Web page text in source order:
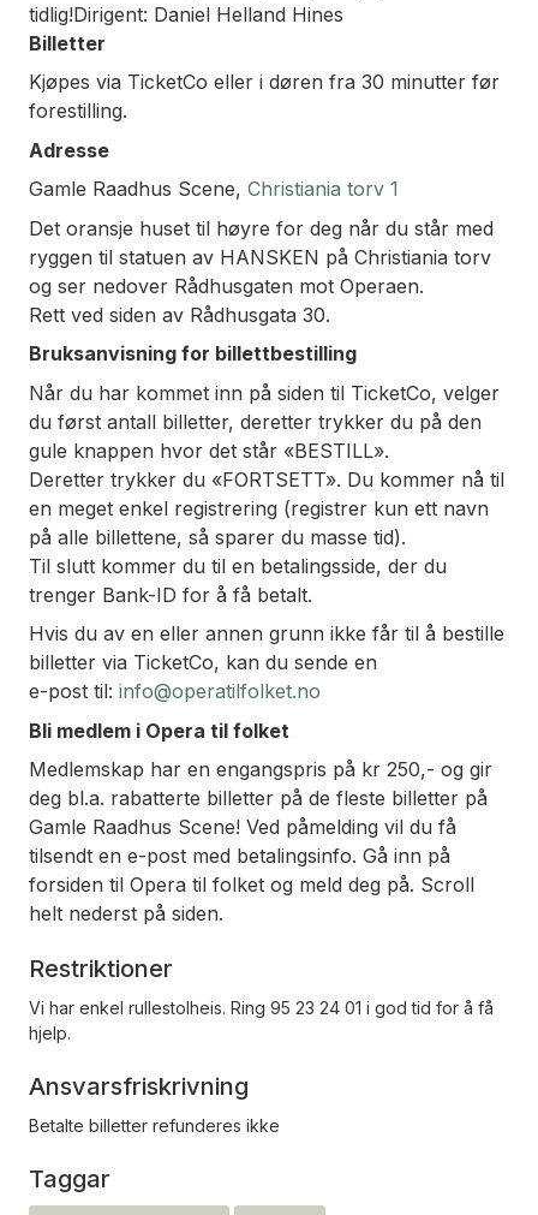
tidlig!Dirigent: Daniel Helland Hines
Billetter
Kjøpes via TicketCo eller i døren fra 30 minutter før
forestilling.
Adresse
Gamle Raadhus Scene, Christiania torv 1
Det oransje huset til høyre for deg når du står med
ryggen til statuen av HANSKEN på Christiania torv
og ser nedover Rådhusgaten mot Operaen.
Rett ved siden av Rådhusgata 30.
Bruksanvisning for billettbestilling
Når du har kommet inn på siden til TicketCo, velger
du først antall billetter, deretter trykker du på den
gule knappen hvor det står «BESTILL».
Deretter trykker du «FORTSETT». Du kommer nå til
en meget enkel registrering (registrer kun ett navn
på alle billettene, så sparer du masse tid).
Til slutt kommer du til en betalingsside, der du
trenger Bank-ID for å få betalt.
Hvis du av en eller annen grunn ikke får til å bestille
billetter via TicketCo, kan du sende en
e-post til: info@operatilfolket.no
Bli medlem i Opera til folket
Medlemskap har en engangspris på kr 250,- og gir
deg bl.a. rabatterte billetter på de fleste billetter på
Gamle Raadhus Scene! Ved påmelding vil du få
tilsendt en e-post med betalingsinfo. Gå inn på
forsiden til Opera til folket og meld deg på. Scroll
helt nederst på siden.
Restriktioner
Vi har enkel rullestolheis. Ring 95 23 24 01 i god tid for å få
hjelp.
Ansvarsfriskrivning
Betalte billetter refunderes ikke
Taggar